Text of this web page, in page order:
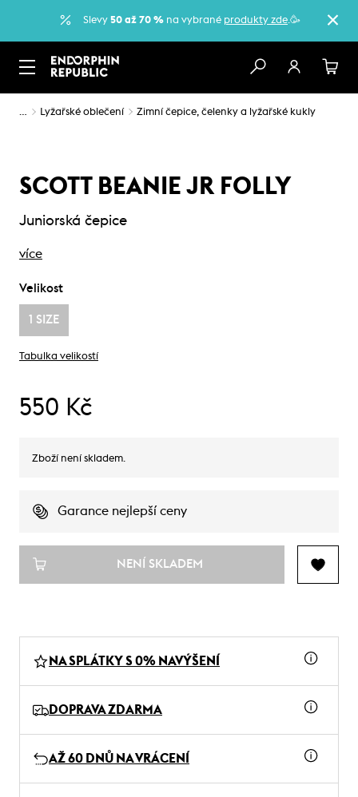
Slevy 50 až 70 % na vybrané produkty zde.🥳
… Lyžařské oblečení Zimní čepice, čelenky a lyžařské kukly
SCOTT BEANIE JR FOLLY
Juniorská čepice
více
Velikost
1 SIZE
Tabulka velikostí
550 Kč
Zboží není skladem.
Garance nejlepší ceny
NENÍ SKLADEM
NA SPLÁTKY S 0% NAVÝŠENÍ
DOPRAVA ZDARMA
AŽ 60 DNŮ NA VRÁCENÍ